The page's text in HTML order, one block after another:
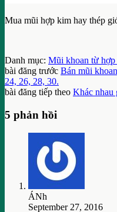
Mua mũi hợp kim hay thép
Danh mục: Mũi khoan từ
bài đăng trước Bán mũi
24, 26, 28, 30.
bài đăng tiếp theo Khác nhau
5 phản hồi
ÁNh
September 27, 2016